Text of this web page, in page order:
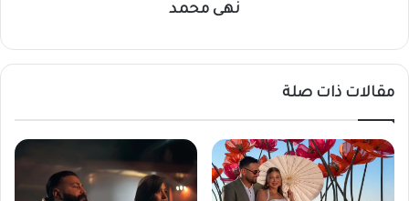
نهى محمد
مقالات ذات صلة